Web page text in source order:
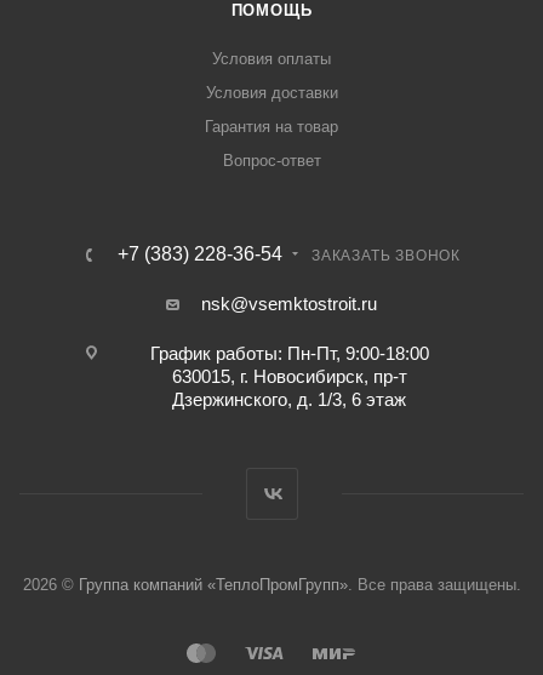
ПОМОЩЬ
Условия оплаты
Условия доставки
Гарантия на товар
Вопрос-ответ
+7 (383) 228-36-54 ЗАКАЗАТЬ ЗВОНОК
nsk@vsemktostroit.ru
График работы: Пн-Пт, 9:00-18:00
630015, г. Новосибирск, пр-т
Дзержинского, д. 1/3, 6 этаж
2026 © Группа компаний «ТеплоПромГрупп». Все права защищены.